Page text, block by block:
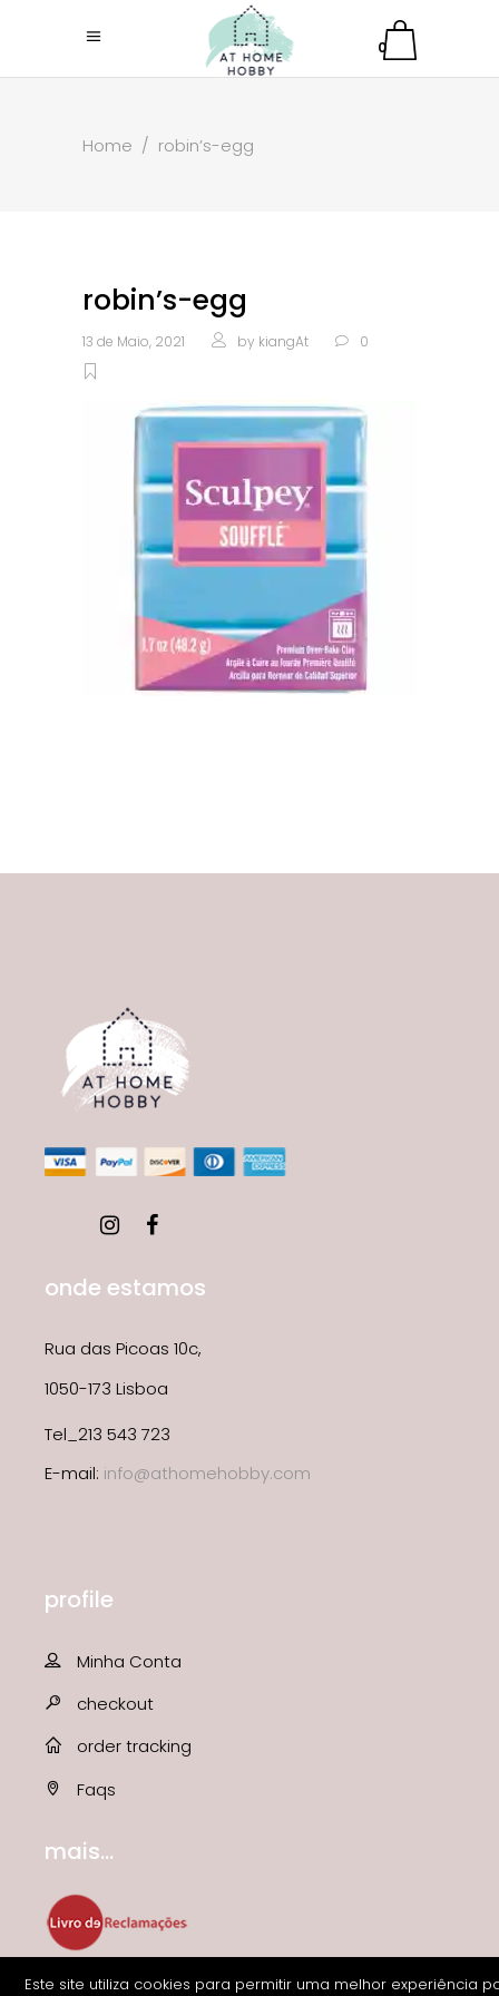
0
Home / robin’s-egg
robin’s-egg
13 de Maio, 2021 by kiangAt 0
onde estamos
Rua das Picoas 10c,
1050-173 Lisboa
Tel_213 543 723
E-mail: info@athomehobby.com
profile
Minha Conta
checkout
order tracking
Faqs
mais...
Este site utiliza cookies para permitir uma melhor experiência